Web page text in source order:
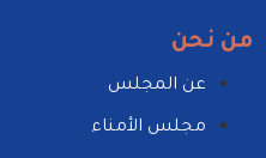
من نحن
عن المجلس
مجلس الأمناء